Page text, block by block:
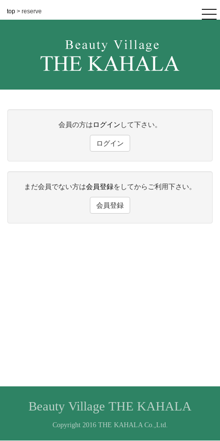
top > reserve
会員の方はログイン して下さい。
ログイン
まだ会員でない方は会員登録をしてからご利用下さい。
会員登録
Beauty Village THE KAHALA
Copyright 2016 THE KAHALA Co.,Ltd.